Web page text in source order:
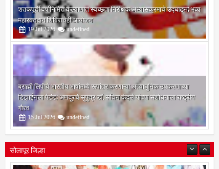
शतकपूर्ती वर्षानिमित्त कल्याणात स्वच्छता निरीक्षक अभ्यासक्रमाचे उद्घाटन; भव्य
महारक्तदान शिबिराचेही आयोजन
19 Jul 2026 undefined
ब्राह्मी लिपीचे भारतीय भाषांमध्ये रूपांतर करणाऱ्या अत्याधुनिक उपकरणाच्या
डिझाईनला पेटंट; अणदूरचे सुपुत्र डॉ. सचिन कंदले यांच्या संशोधनाला राष्ट्रीय
गौरव
15 Jul 2026 undefined
सोलापूर जिल्हा